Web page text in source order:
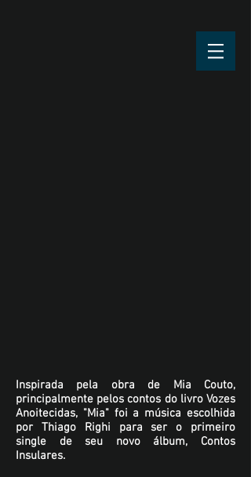
Inspirada pela obra de Mia Couto,
principalmente pelos contos do livro Vozes
Anoitecidas, "Mia" foi a música escolhida
por Thiago Righi para ser o primeiro
single de seu novo álbum, Contos
Insulares.